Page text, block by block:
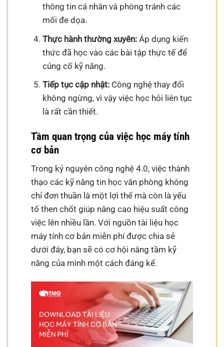
thông tin cá nhân và phòng tránh các
mối đe dọa.
Thực hành thường xuyên:Áp dụng kiến
thức đã học vào các bài tập thực tế để
củng cố kỹ năng.
Tiếp tục cập nhật:Công nghệ thay đổi
không ngừng, vì vậy việc học hỏi liên tục
là rất cần thiết.
Tầm quan trọng của việc học máy tính
cơ bản
Trong kỷ nguyên công nghệ 4.0, việc thành
thạo các kỹ năng tin học văn phòng không
chỉ đơn thuần là một lợi thế mà còn là yếu
tố then chốt giúp nâng cao hiệu suất công
việc lên nhiều lần. Với nguồn tài liệu học
máy tính cơ bản miễn phí được chia sẻ
dưới đây, bạn sẽ có cơ hội nâng tầm kỹ
năng của mình một cách đáng kể.